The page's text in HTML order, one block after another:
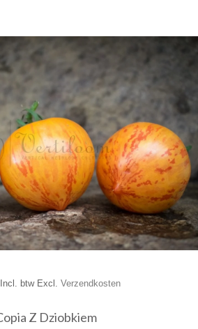
btw Excl. Verzendkosten
Z Dziobkiem